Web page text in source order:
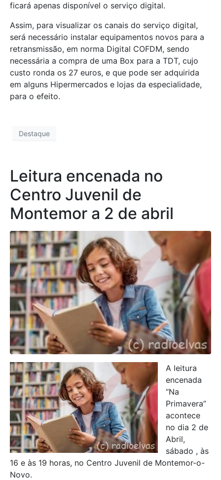
ficará apenas disponível o serviço digital.
Assim, para visualizar os canais do serviço digital,
será necessário instalar equipamentos novos para a
retransmissão, em norma Digital COFDM, sendo
necessária a compra de uma Box para a TDT, cujo
custo ronda os 27 euros, e que pode ser adquirida
em alguns Hipermercados e lojas da especialidade,
para o efeito.
Destaque
Leitura encenada no
Centro Juvenil de
Montemor a 2 de abril
A leitura
encenada
“Na
Primavera”
acontece
no dia 2 de
Abril,
sábado , às
16 e às 19 horas, no Centro Juvenil de Montemor-o-
Novo.